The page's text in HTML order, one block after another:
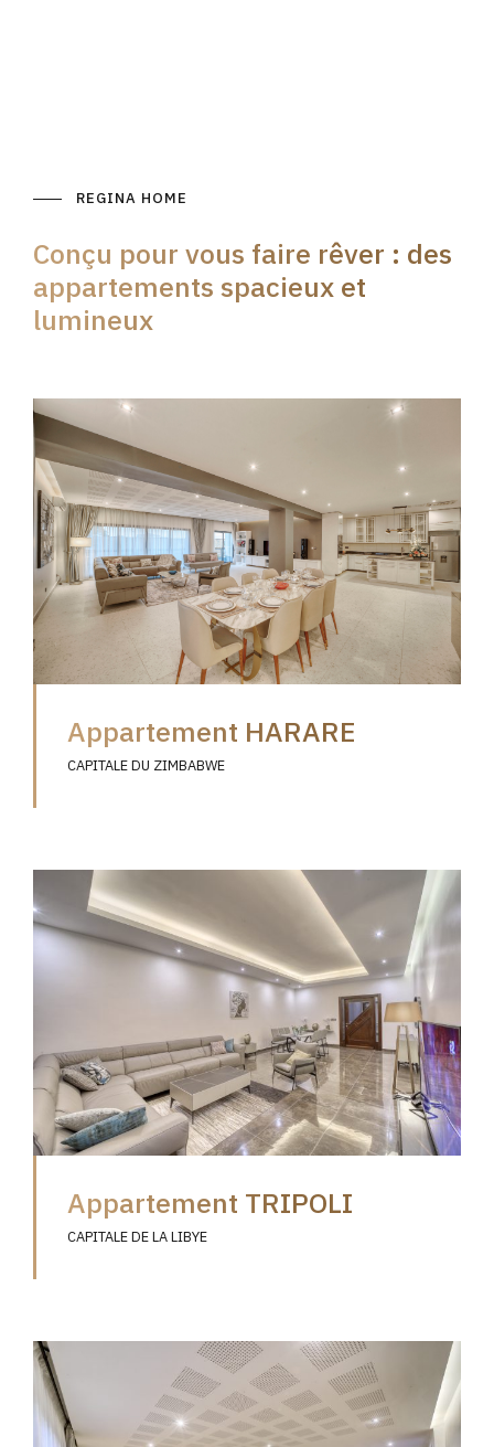
REGINA HOME
Conçu pour vous faire rêver : des
appartements spacieux et
lumineux
Appartement HARARE
CAPITALE DU ZIMBABWE
Appartement TRIPOLI
CAPITALE DE LA LIBYE